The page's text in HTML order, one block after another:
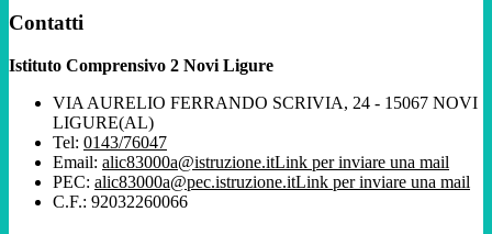
Contatti
Istituto Comprensivo 2 Novi Ligure
VIA AURELIO FERRANDO SCRIVIA, 24 - 15067 NOVI
LIGURE(AL)
Tel: 0143/76047
Email: alic83000a@istruzione.itLink per inviare una mail
PEC: alic83000a@pec.istruzione.itLink per inviare una mail
C.F.: 92032260066